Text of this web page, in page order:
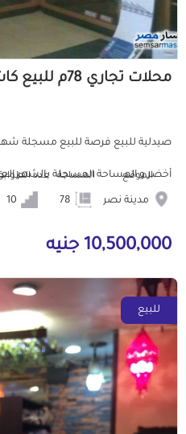
محلات تجاري 78م للبيع كاش بمدينة نصر القاهرة
صيدلية للبيع فرصة للبيع مسجلة
أخضر و المساحة المسجلة بالشهر
الموقع
مدينة نصر
المساحة عدد
10,500,000 جنيه
للبيع